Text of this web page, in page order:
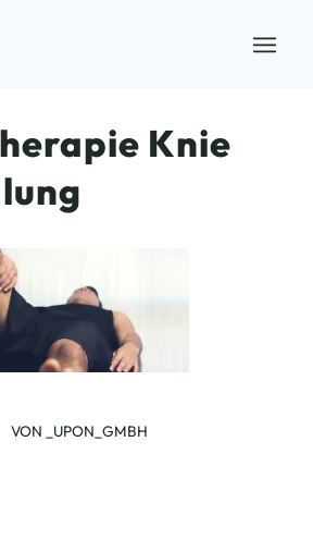
Knie
VON _UPON_GMBH